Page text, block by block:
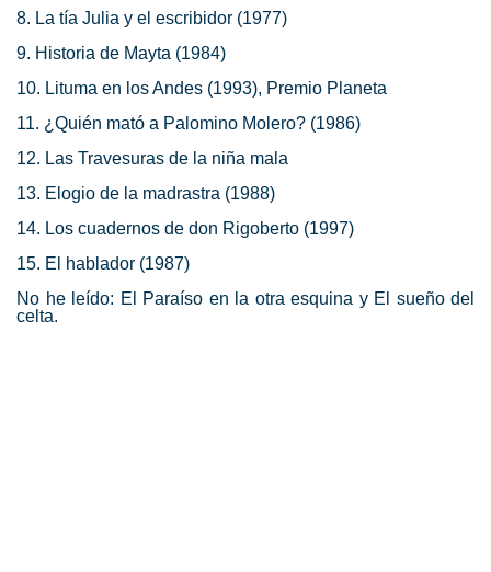
8. La tía Julia y el escribidor (1977)
9. Historia de Mayta (1984)
10. Lituma en los Andes (1993), Premio Planeta
11. ¿Quién mató a Palomino Molero? (1986)
12. Las Travesuras de la niña mala
13. Elogio de la madrastra (1988)
14. Los cuadernos de don Rigoberto (1997)
15. El hablador (1987)
No he leído: El Paraíso en la otra esquina y El sueño del
celta.